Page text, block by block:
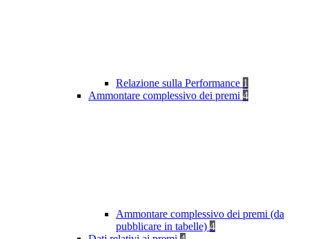
Relazione sulla Performance 1
Ammontare complessivo dei premi 4
Ammontare complessivo dei premi (da
pubblicare in tabelle) 4